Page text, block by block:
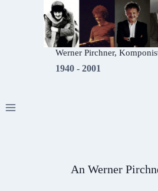
Werner Pirchner,
1940 - 2001
An Werner